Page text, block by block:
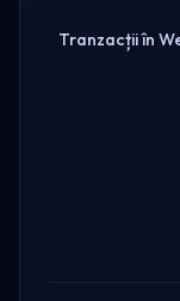
Tranzacții în